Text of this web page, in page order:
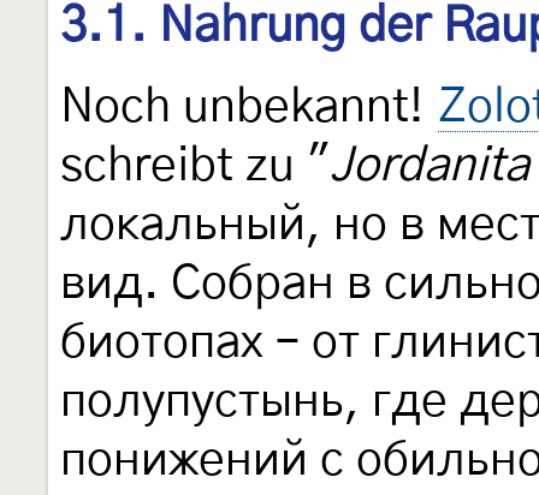
3.1. Nahrung der
Noch unbekannt!
schreibt zu "Jordanita
локальный, но в
вид. Собран в
биотопах – от
полупустынь, где
понижений с